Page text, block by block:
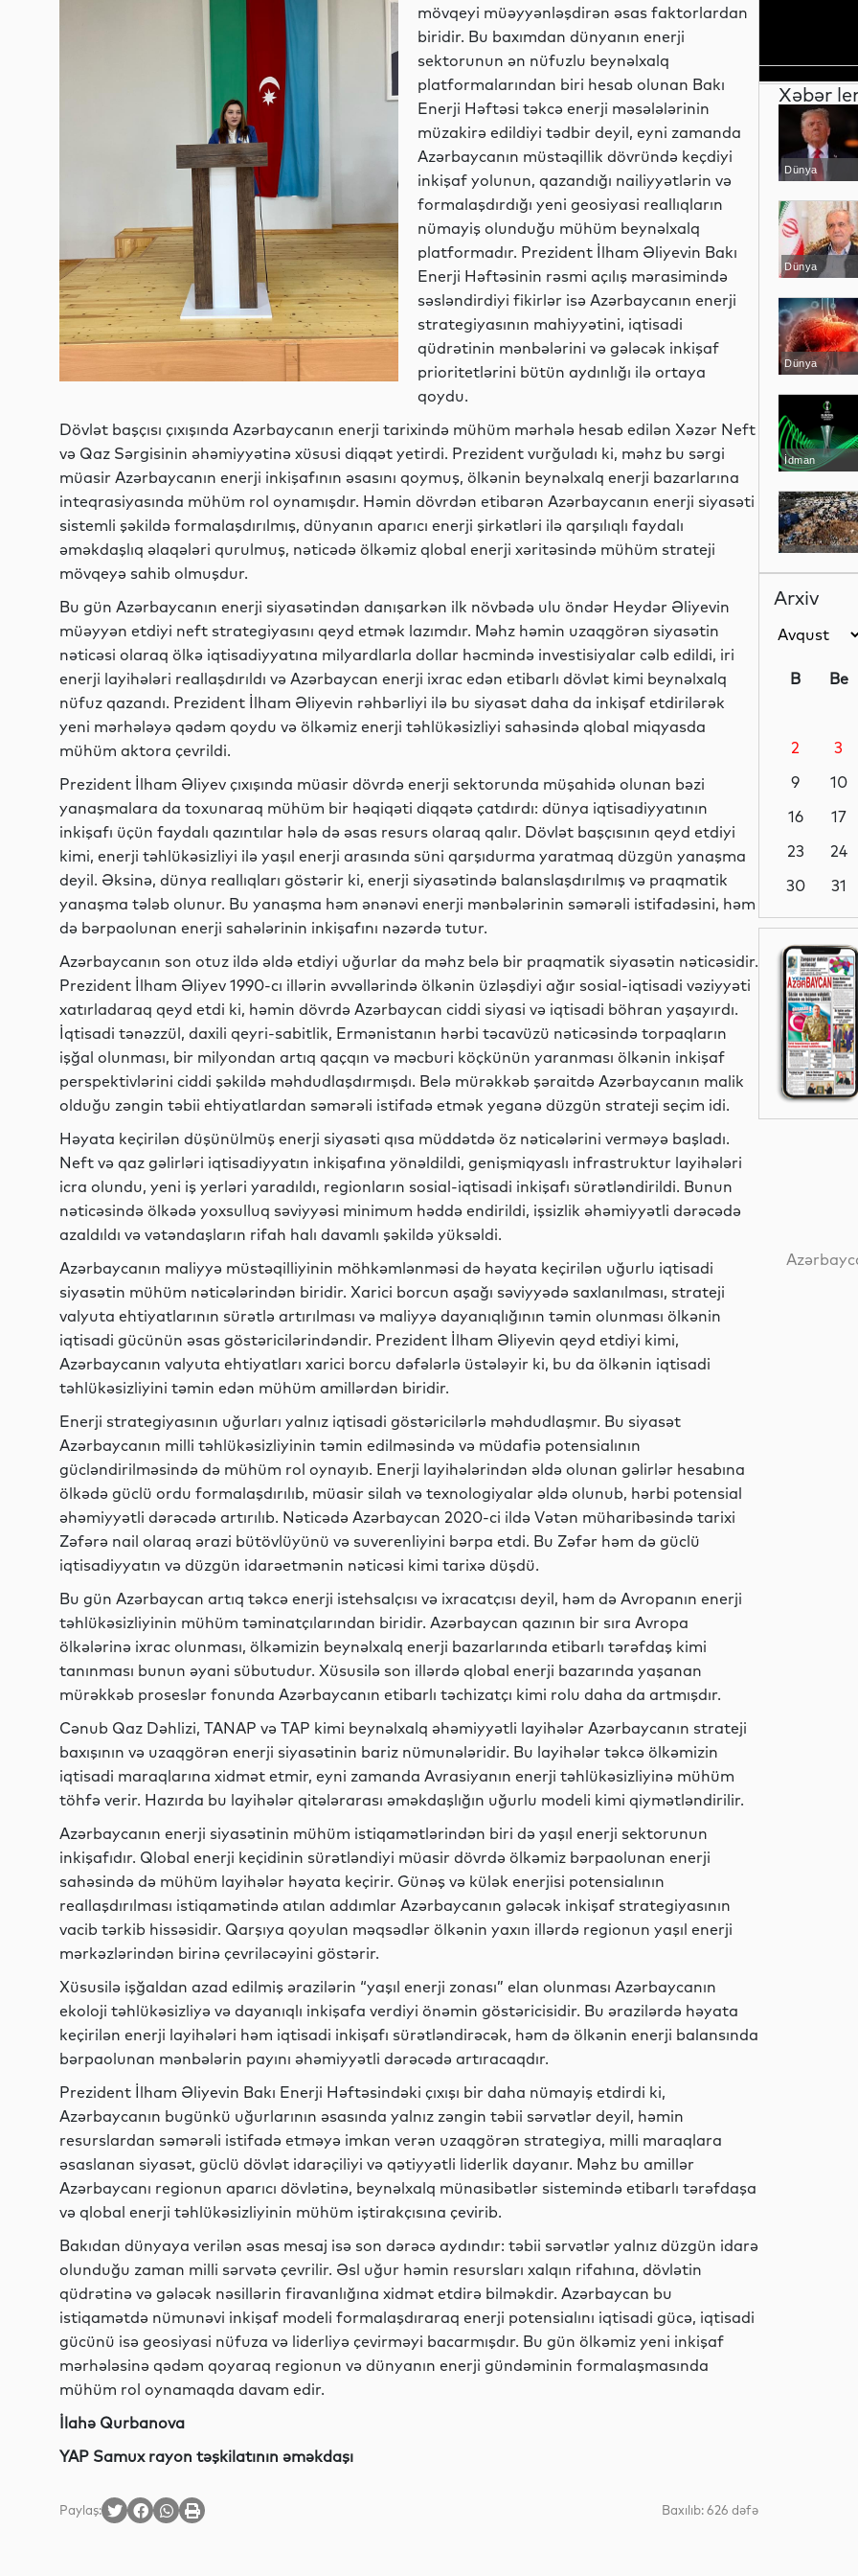
mövqeyi müəyyənləşdirən əsas faktorlardan
biridir. Bu baxımdan dünyanın enerji
sektorunun ən nüfuzlu beynəlxalq
platformalarından biri hesab olunan Bakı
Enerji Həftəsi təkcə enerji məsələlərinin
müzakirə edildiyi tədbir deyil, eyni zamanda
Azərbaycanın müstəqillik dövründə keçdiyi
inkişaf yolunun, qazandığı nailiyyətlərin və
formalaşdırdığı yeni geosiyasi reallıqların
nümayiş olunduğu mühüm beynəlxalq
platformadır. Prezident İlham Əliyevin Bakı
Enerji Həftəsinin rəsmi açılış mərasimində
səsləndirdiyi fikirlər isə Azərbaycanın enerji
strategiyasının mahiyyətini, iqtisadi
qüdrətinin mənbələrini və gələcək inkişaf
prioritetlərini bütün aydınlığı ilə ortaya
qoydu.
Dövlət başçısı çıxışında Azərbaycanın enerji tarixində mühüm mərhələ hesab edilən Xəzər Neft
və Qaz Sərgisinin əhəmiyyətinə xüsusi diqqət yetirdi. Prezident vurğuladı ki, məhz bu sərgi
müasir Azərbaycanın enerji inkişafının əsasını qoymuş, ölkənin beynəlxalq enerji bazarlarına
inteqrasiyasında mühüm rol oynamışdır. Həmin dövrdən etibarən Azərbaycanın enerji siyasəti
sistemli şəkildə formalaşdırılmış, dünyanın aparıcı enerji şirkətləri ilə qarşılıqlı faydalı
əməkdaşlıq əlaqələri qurulmuş, nəticədə ölkəmiz qlobal enerji xəritəsində mühüm strateji
mövqeyə sahib olmuşdur.
Bu gün Azərbaycanın enerji siyasətindən danışarkən ilk növbədə ulu öndər Heydər Əliyevin
müəyyən etdiyi neft strategiyasını qeyd etmək lazımdır. Məhz həmin uzaqgörən siyasətin
nəticəsi olaraq ölkə iqtisadiyyatına milyardlarla dollar həcmində investisiyalar cəlb edildi, iri
enerji layihələri reallaşdırıldı və Azərbaycan enerji ixrac edən etibarlı dövlət kimi beynəlxalq
nüfuz qazandı. Prezident İlham Əliyevin rəhbərliyi ilə bu siyasət daha da inkişaf etdirilərək
yeni mərhələyə qədəm qoydu və ölkəmiz enerji təhlükəsizliyi sahəsində qlobal miqyasda
mühüm aktora çevrildi.
Prezident İlham Əliyev çıxışında müasir dövrdə enerji sektorunda müşahidə olunan bəzi
yanaşmalara da toxunaraq mühüm bir həqiqəti diqqətə çatdırdı: dünya iqtisadiyyatının
inkişafı üçün faydalı qazıntılar hələ də əsas resurs olaraq qalır. Dövlət başçısının qeyd etdiyi
kimi, enerji təhlükəsizliyi ilə yaşıl enerji arasında süni qarşıdurma yaratmaq düzgün yanaşma
deyil. Əksinə, dünya reallıqları göstərir ki, enerji siyasətində balanslaşdırılmış və praqmatik
yanaşma tələb olunur. Bu yanaşma həm ənənəvi enerji mənbələrinin səmərəli istifadəsini, həm
də bərpaolunan enerji sahələrinin inkişafını nəzərdə tutur.
Azərbaycanın son otuz ildə əldə etdiyi uğurlar da məhz belə bir praqmatik siyasətin nəticəsidir.
Prezident İlham Əliyev 1990-cı illərin əvvəllərində ölkənin üzləşdiyi ağır sosial-iqtisadi vəziyyəti
xatırladaraq qeyd etdi ki, həmin dövrdə Azərbaycan ciddi siyasi və iqtisadi böhran yaşayırdı.
İqtisadi tənəzzül, daxili qeyri-sabitlik, Ermənistanın hərbi təcavüzü nəticəsində torpaqların
işğal olunması, bir milyondan artıq qaçqın və məcburi köçkünün yaranması ölkənin inkişaf
perspektivlərini ciddi şəkildə məhdudlaşdırmışdı. Belə mürəkkəb şəraitdə Azərbaycanın malik
olduğu zəngin təbii ehtiyatlardan səmərəli istifadə etmək yeganə düzgün strateji seçim idi.
Həyata keçirilən düşünülmüş enerji siyasəti qısa müddətdə öz nəticələrini verməyə başladı.
Neft və qaz gəlirləri iqtisadiyyatın inkişafına yönəldildi, genişmiqyaslı infrastruktur layihələri
icra olundu, yeni iş yerləri yaradıldı, regionların sosial-iqtisadi inkişafı sürətləndirildi. Bunun
nəticəsində ölkədə yoxsulluq səviyyəsi minimum həddə endirildi, işsizlik əhəmiyyətli dərəcədə
azaldıldı və vətəndaşların rifah halı davamlı şəkildə yüksəldi.
Azərbaycanın maliyyə müstəqilliyinin möhkəmlənməsi də həyata keçirilən uğurlu iqtisadi
siyasətin mühüm nəticələrindən biridir. Xarici borcun aşağı səviyyədə saxlanılması, strateji
valyuta ehtiyatlarının sürətlə artırılması və maliyyə dayanıqlığının təmin olunması ölkənin
iqtisadi gücünün əsas göstəricilərindəndir. Prezident İlham Əliyevin qeyd etdiyi kimi,
Azərbaycanın valyuta ehtiyatları xarici borcu dəfələrlə üstələyir ki, bu da ölkənin iqtisadi
təhlükəsizliyini təmin edən mühüm amillərdən biridir.
Enerji strategiyasının uğurları yalnız iqtisadi göstəricilərlə məhdudlaşmır. Bu siyasət
Azərbaycanın milli təhlükəsizliyinin təmin edilməsində və müdafiə potensialının
gücləndirilməsində də mühüm rol oynayıb. Enerji layihələrindən əldə olunan gəlirlər hesabına
ölkədə güclü ordu formalaşdırılıb, müasir silah və texnologiyalar əldə olunub, hərbi potensial
əhəmiyyətli dərəcədə artırılıb. Nəticədə Azərbaycan 2020-ci ildə Vətən müharibəsində tarixi
Zəfərə nail olaraq ərazi bütövlüyünü və suverenliyini bərpa etdi. Bu Zəfər həm də güclü
iqtisadiyyatın və düzgün idarəetmənin nəticəsi kimi tarixə düşdü.
Bu gün Azərbaycan artıq təkcə enerji istehsalçısı və ixracatçısı deyil, həm də Avropanın enerji
təhlükəsizliyinin mühüm təminatçılarından biridir. Azərbaycan qazının bir sıra Avropa
ölkələrinə ixrac olunması, ölkəmizin beynəlxalq enerji bazarlarında etibarlı tərəfdaş kimi
tanınması bunun əyani sübutudur. Xüsusilə son illərdə qlobal enerji bazarında yaşanan
mürəkkəb proseslər fonunda Azərbaycanın etibarlı təchizatçı kimi rolu daha da artmışdır.
Cənub Qaz Dəhlizi, TANAP və TAP kimi beynəlxalq əhəmiyyətli layihələr Azərbaycanın strateji
baxışının və uzaqgörən enerji siyasətinin bariz nümunələridir. Bu layihələr təkcə ölkəmizin
iqtisadi maraqlarına xidmət etmir, eyni zamanda Avrasiyanın enerji təhlükəsizliyinə mühüm
töhfə verir. Hazırda bu layihələr qitələrarası əməkdaşlığın uğurlu modeli kimi qiymətləndirilir.
Azərbaycanın enerji siyasətinin mühüm istiqamətlərindən biri də yaşıl enerji sektorunun
inkişafıdır. Qlobal enerji keçidinin sürətləndiyi müasir dövrdə ölkəmiz bərpaolunan enerji
sahəsində də mühüm layihələr həyata keçirir. Günəş və külək enerjisi potensialının
reallaşdırılması istiqamətində atılan addımlar Azərbaycanın gələcək inkişaf strategiyasının
vacib tərkib hissəsidir. Qarşıya qoyulan məqsədlər ölkənin yaxın illərdə regionun yaşıl enerji
mərkəzlərindən birinə çevriləcəyini göstərir.
Xüsusilə işğaldan azad edilmiş ərazilərin “yaşıl enerji zonası” elan olunması Azərbaycanın
ekoloji təhlükəsizliyə və dayanıqlı inkişafa verdiyi önəmin göstəricisidir. Bu ərazilərdə həyata
keçirilən enerji layihələri həm iqtisadi inkişafı sürətləndirəcək, həm də ölkənin enerji balansında
bərpaolunan mənbələrin payını əhəmiyyətli dərəcədə artıracaqdır.
Prezident İlham Əliyevin Bakı Enerji Həftəsindəki çıxışı bir daha nümayiş etdirdi ki,
Azərbaycanın bugünkü uğurlarının əsasında yalnız zəngin təbii sərvətlər deyil, həmin
resurslardan səmərəli istifadə etməyə imkan verən uzaqgörən strategiya, milli maraqlara
əsaslanan siyasət, güclü dövlət idarəçiliyi və qətiyyətli liderlik dayanır. Məhz bu amillər
Azərbaycanı regionun aparıcı dövlətinə, beynəlxalq münasibətlər sistemində etibarlı tərəfdaşa
və qlobal enerji təhlükəsizliyinin mühüm iştirakçısına çevirib.
Bakıdan dünyaya verilən əsas mesaj isə son dərəcə aydındır: təbii sərvətlər yalnız düzgün idarə
olunduğu zaman milli sərvətə çevrilir. Əsl uğur həmin resursları xalqın rifahına, dövlətin
qüdrətinə və gələcək nəsillərin firavanlığına xidmət etdirə bilməkdir. Azərbaycan bu
istiqamətdə nümunəvi inkişaf modeli formalaşdıraraq enerji potensialını iqtisadi gücə, iqtisadi
gücünü isə geosiyasi nüfuza və liderliyə çevirməyi bacarmışdır. Bu gün ölkəmiz yeni inkişaf
mərhələsinə qədəm qoyaraq regionun və dünyanın enerji gündəminin formalaşmasında
mühüm rol oynamaqda davam edir.
İlahə Qurbanova
YAP Samux rayon təşkilatının əməkdaşı
Paylaş: Baxılıb: 626 dəfə
Xəbər
Dünya
Dünya
Dünya
İdman
Dünya
Dünya
Dünya
Siyasət
Siyasət
Arxiv
B Be
2
3
9
10
16
17
23
24
30
31